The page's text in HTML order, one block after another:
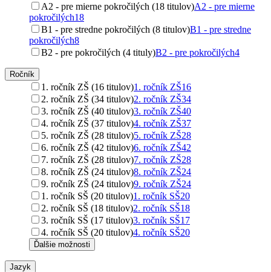
A2 - pre mierne pokročilých (18 titulov)A2 - pre mierne
pokročilých18
B1 - pre stredne pokročilých (8 titulov)B1 - pre stredne
pokročilých8
B2 - pre pokročilých (4 tituly)B2 - pre pokročilých4
Ročník
1. ročník ZŠ (16 titulov)1. ročník ZŠ16
2. ročník ZŠ (34 titulov)2. ročník ZŠ34
3. ročník ZŠ (40 titulov)3. ročník ZŠ40
4. ročník ZŠ (37 titulov)4. ročník ZŠ37
5. ročník ZŠ (28 titulov)5. ročník ZŠ28
6. ročník ZŠ (42 titulov)6. ročník ZŠ42
7. ročník ZŠ (28 titulov)7. ročník ZŠ28
8. ročník ZŠ (24 titulov)8. ročník ZŠ24
9. ročník ZŠ (24 titulov)9. ročník ZŠ24
1. ročník SŠ (20 titulov)1. ročník SŠ20
2. ročník SŠ (18 titulov)2. ročník SŠ18
3. ročník SŠ (17 titulov)3. ročník SŠ17
4. ročník SŠ (20 titulov)4. ročník SŠ20
Ďalšie možnosti
Jazyk